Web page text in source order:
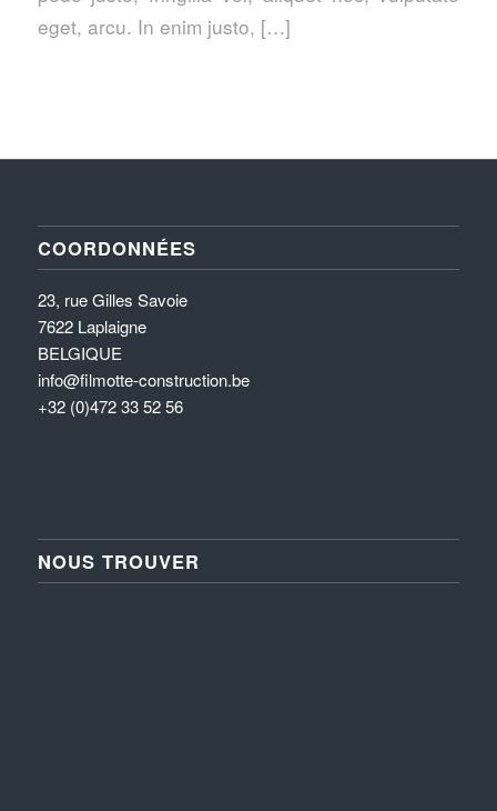
eget, arcu. In enim justo, […]
COORDONNÉES
23, rue Gilles Savoie
7622 Laplaigne
BELGIQUE
info@filmotte-construction.be
+32 (0)472 33 52 56
NOUS TROUVER